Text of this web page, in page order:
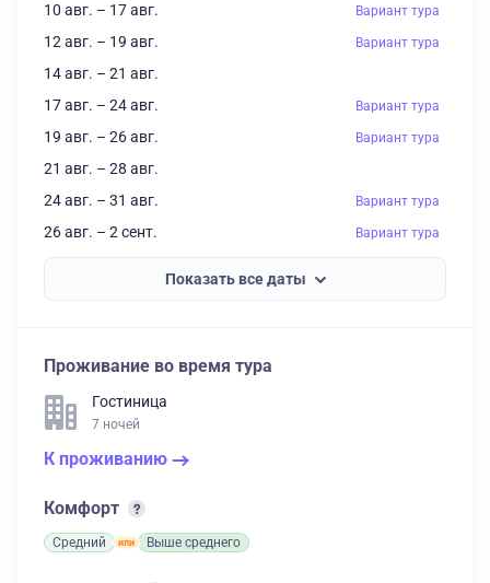
10 авг. – 17 авг. Вариант тура
12 авг. – 19 авг. Вариант тура
14 авг. – 21 авг.
17 авг. – 24 авг.
Вариант тура
19 авг. – 26 авг. Вариант тура
21 авг. – 28 авг.
24 авг. – 31 авг.
Вариант тура
26 авг. – 2 сент. Вариант тура
Показать все даты
Проживание во время тура
Гостиница
7 ночей
К проживанию
Комфорт
Средний Выше среднего